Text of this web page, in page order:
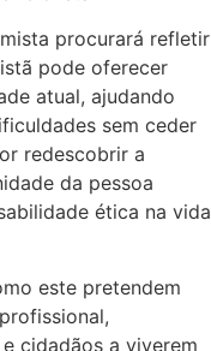
procurará refletir
pode oferecer
atual, ajudando
sem ceder
redescobrir a
da pessoa
ética na vida
este pretendem
cidadãos a viverem